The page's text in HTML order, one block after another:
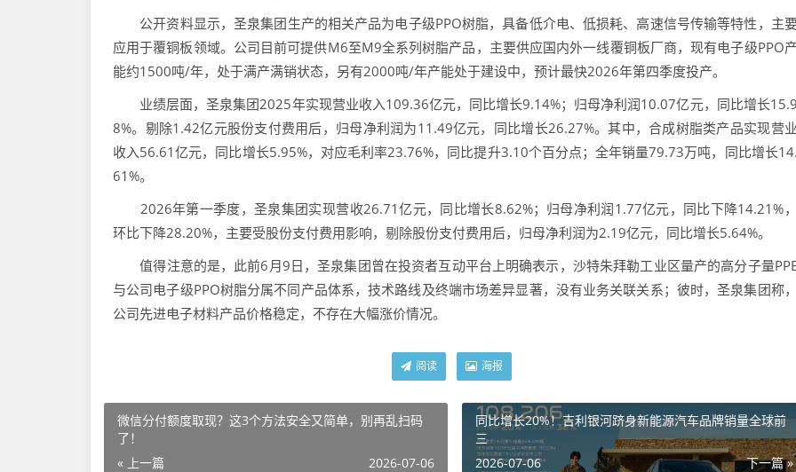
公开资料显示，圣泉集团生产的相关产品为电子级PPO树脂，具备低介电、低损耗、高速信号传输等特性，主
应用于覆铜板领域。公司目前可提供M6至M9全系列树脂产品，主要供应国内外一线覆铜板厂商，现有电子级PPO产
能约1500吨/年，处于满产满销状态，另有2000吨/年产能处于建设中，预计最快2026年第四季度投产。
业绩层面，圣泉集团2025年实现营业收入109.36亿元，同比增长9.14%；归母净利润10.07亿元，同比增长15.9
8%。剔除1.42亿元股份支付费用后，归母净利润为11.49亿元，同比增长26.27%。其中，合成树脂类产品实现营业
收入56.61亿元，同比增长5.95%，对应毛利率23.76%，同比提升3.10个百分点；全年销量79.73万吨，同比增长14.
61%。
2026年第一季度，圣泉集团实现营收26.71亿元，同比增长8.62%；归母净利润1.77亿元，同比下降14.21%，
环比下降28.20%，主要受股份支付费用影响，剔除股份支付费用后，归母净利润为2.19亿元，同比增长5.64%。
值得注意的是，此前6月9日，圣泉集团曾在投资者互动平台上明确表示，沙特朱拜勒工业区量产的高分子量
与公司电子级PPO树脂分属不同产品体系，技术路线及终端市场差异显著，没有业务关联关系；彼时，圣泉集团称，
公司先进电子材料产品价格稳定，不存在大幅涨价情况。
阅读 海报
微信分付额度取现？这3个方法安全又简单，别再乱扫码
了！
« 上一篇
2026-07-06
同比增长20%！吉利银河跻身新能源汽车品牌销量全球前
三
下一篇 »
2026-07-06